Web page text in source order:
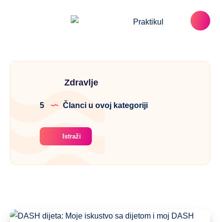
Zdravlje
5 Članci u ovoj kategoriji
Istraži